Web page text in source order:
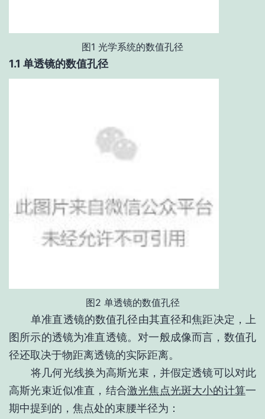
图1 光学系统的数值孔径
1.1 单透镜的数值孔径
图2 单透镜的数值孔径
单准直透镜的数值孔径由其直径和焦距决定，上
图所示的透镜为准直透镜。对一般成像而言，数值孔
径还取决于物距离透镜的实际距离。
将几何光线换为高斯光束，并假定透镜可以对此
高斯光束近似准直，结合激光焦点光斑大小的计算一
期中提到的，焦点处的束腰半径为：